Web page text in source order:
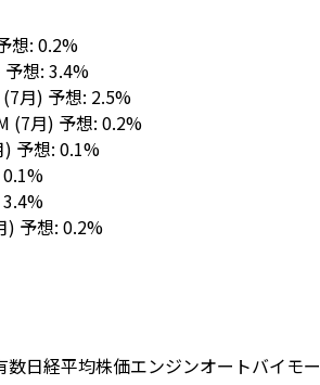
想: 0.2%
想: 3.4%
月) 予想: 2.5%
(7月) 予想: 0.2%
予想: 0.1%
) 予想: 0.2%
数日経平均株価エンジンオートバイモ